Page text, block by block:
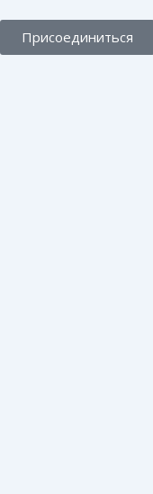
Присоединиться